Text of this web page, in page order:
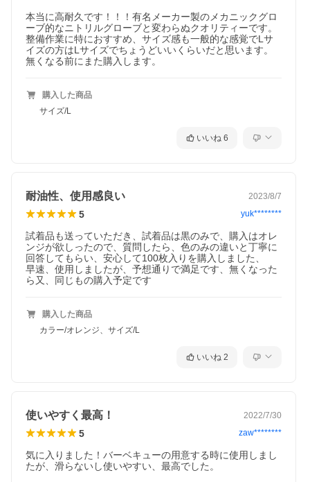
本当に高耐久です！！！有名メーカー製のメカニックグロ
ーブ的なニトリルグローブと変わらぬクオリティーです。
整備作業に特におすすめ、サイズ感も一般的な感覚でLサ
イズの方はLサイズでちょうどいいくらいだと思います。
無くなる前にまた購入します。
購入した商品
サイズ/L
いいね 6
耐油性、使用感良い 2023/8/7
5 yuk********
試着品も送っていただき、試着品は黒のみで、購入はオレ
ンジが欲しったので、質問したら、色のみの違いと丁寧に
回答してもらい、安心して100枚入りを購入しました、
早速、使用しましたが、予想通りで満足です、無くなった
ら又、同じもの購入予定です
購入した商品
カラー/オレンジ、サイズ/L
いいね 2
使いやすく最高！ 2022/7/30
5 zaw********
気に入りました！バーベキューの用意する時に使用しまし
たが、滑らないし使いやすい、最高でした。